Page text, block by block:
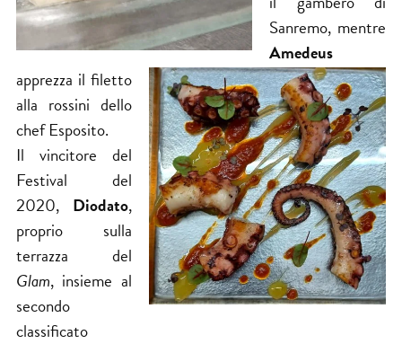
Sanremo, mentre
Amedeus​
apprezza​ il​ filetto
alla rossini dello
chef Esposito.
Il vincitore del
Festival del
2020, Diodato,
proprio sulla
terrazza del
Glam, insieme al
secondo
classificato